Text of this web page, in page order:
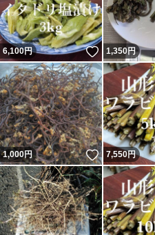
6,100円 いいね！
1,350円
1,000円 いいね！
7,550円